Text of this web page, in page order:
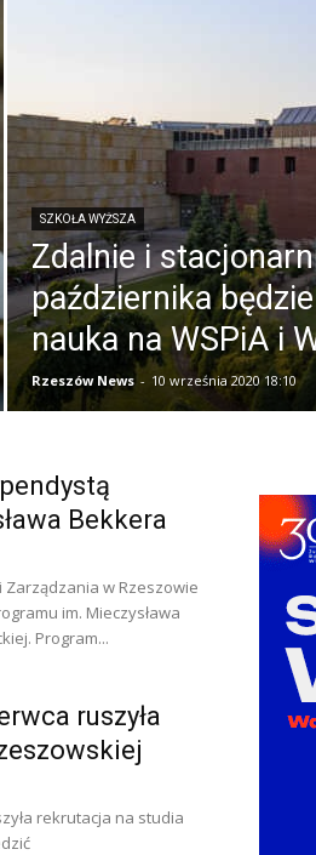
SZKOŁA WYŻSZA
Zdalnie i
października
nauka na WSPiA i
Rzeszów News - 10 września 2020 18:10
Bekkera
Zarządzania w Rzeszowie
im. Mieczysława
Program...
ruszyła
rekrutacja na studia